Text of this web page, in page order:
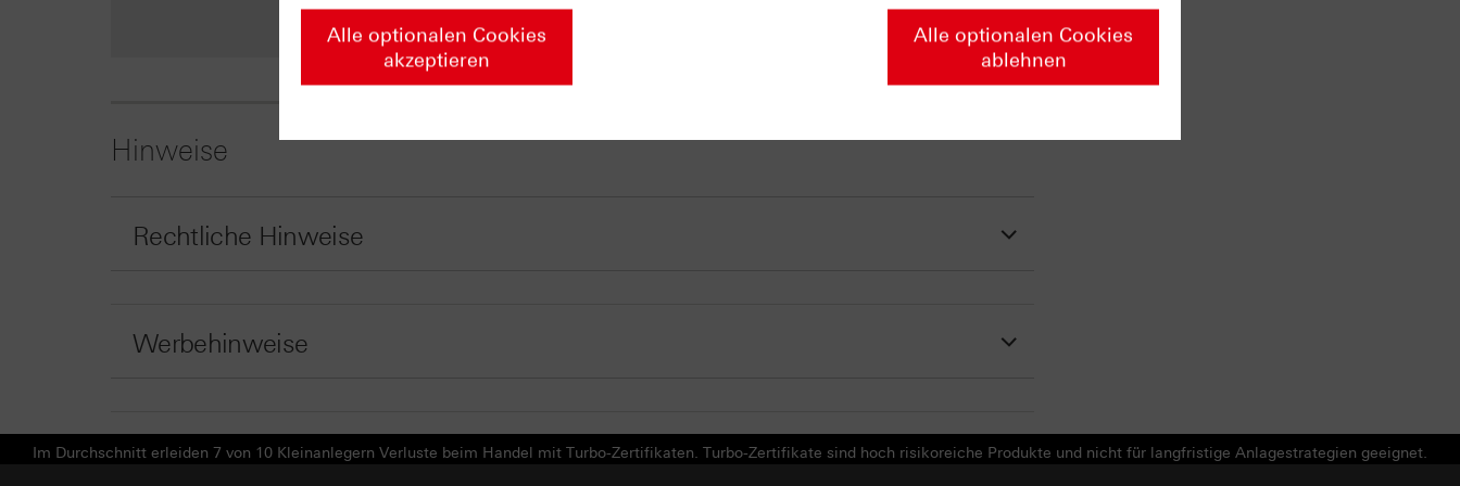
Zum kostenlosen Webinar
Hinweise
Rechtliche Hinweise
Werbehinweise
Im Durchschnitt erleiden 7 von 10 Kleinanlegern Verluste beim Handel mit Turbo-Zertifikaten. Turbo-Zertifikate sind hoch risikoreiche Produkte und nicht für langfristige Anlagestrategien geeignet.
Alle optionalen Cookies
akzeptieren
Alle optionalen Cookies
ablehnen